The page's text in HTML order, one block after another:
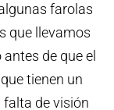
farolas
que llevamos
de que el
tienen un
de visión